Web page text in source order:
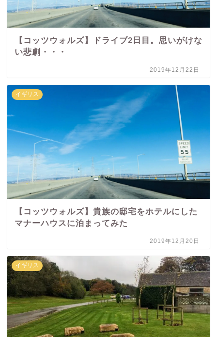
【コッツウォルズ】ドライブ2日目。思いがけな
い悲劇・・・
2019年12月22日
イギリス
【コッツウォルズ】貴族の邸宅をホテルにした
マナーハウスに泊まってみた
2019年12月20日
イギリス